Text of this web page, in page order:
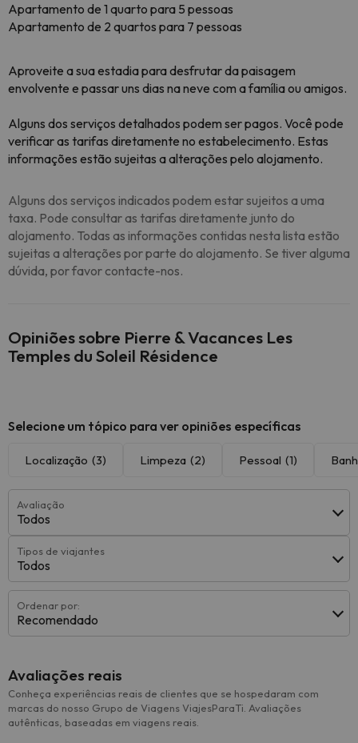
Apartamento de 1 quarto para 5 pessoas
Apartamento de 2 quartos para 7 pessoas
Aproveite a sua estadia para desfrutar da paisagem
envolvente e passar uns dias na neve com a família ou amigos.
Alguns dos serviços detalhados podem ser pagos. Você pode
verificar as tarifas diretamente no estabelecimento. Estas
informações estão sujeitas a alterações pelo alojamento.
Alguns dos serviços indicados podem estar sujeitos a uma
taxa. Pode consultar as tarifas diretamente junto do
alojamento. Todas as informações contidas nesta lista estão
sujeitas a alterações por parte do alojamento. Se tiver alguma
dúvida, por favor contacte-nos.
Opiniões sobre Pierre & Vacances Les
Temples du Soleil Résidence
Selecione um tópico para ver opiniões específicas
Localização (3) Limpeza (2) Pessoal (1)
Avaliação
Todos
Tipos de viajantes
Todos
Ordenar por:
Recomendado
Avaliações reais
Conheça experiências reais de clientes que se hospedaram com
marcas do nosso Grupo de Viagens ViajesParaTi. Avaliações
autênticas, baseadas em viagens reais.